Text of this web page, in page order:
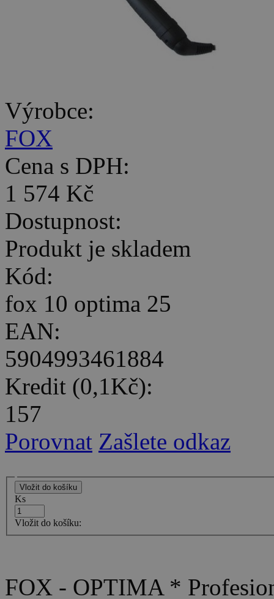
Výrobce:
FOX
Cena s DPH:
1 574 Kč
Dostupnost:
Produkt je skladem
Kód:
fox 10 optima 25
EAN:
5904993461884
Kredit (0,1Kč):
157
Porovnat Zašlete odkaz
Ks
Vložit do košíku:
FOX - OPTIMA *